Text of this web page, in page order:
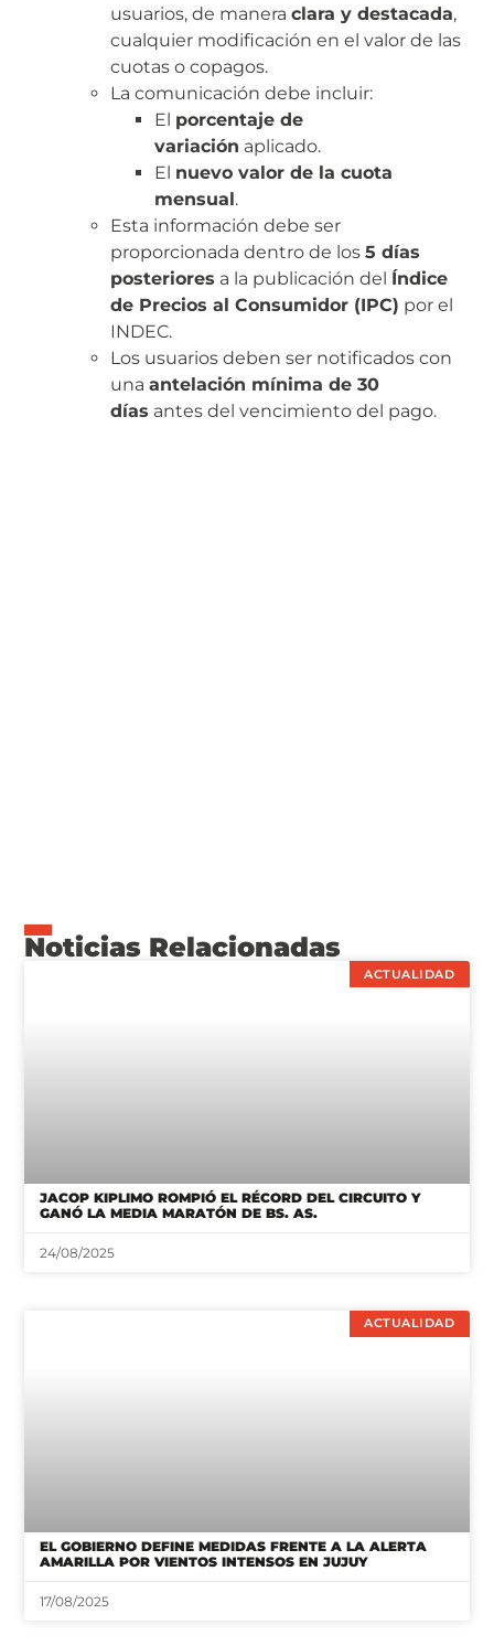
usuarios, de manera clara y destacada,
cualquier modificación en el valor de las
cuotas o copagos.
La comunicación debe incluir:
El porcentaje de
variación aplicado.
El nuevo valor de la cuota
mensual.
Esta información debe ser
proporcionada dentro de los 5 días
posteriores a la publicación del Índice
de Precios al Consumidor (IPC) por el
INDEC.
Los usuarios deben ser notificados con
una antelación mínima de 30
días antes del vencimiento del pago.
Noticias Relacionadas
ACTUALIDAD
JACOP KIPLIMO ROMPIÓ EL RÉCORD DEL CIRCUITO Y
GANÓ LA MEDIA MARATÓN DE BS. AS.
24/08/2025
ACTUALIDAD
EL GOBIERNO DEFINE MEDIDAS FRENTE A LA ALERTA
AMARILLA POR VIENTOS INTENSOS EN JUJUY
17/08/2025